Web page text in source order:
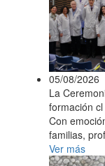
05/08/2026
La
formación cl
Con
familias,
Ver más